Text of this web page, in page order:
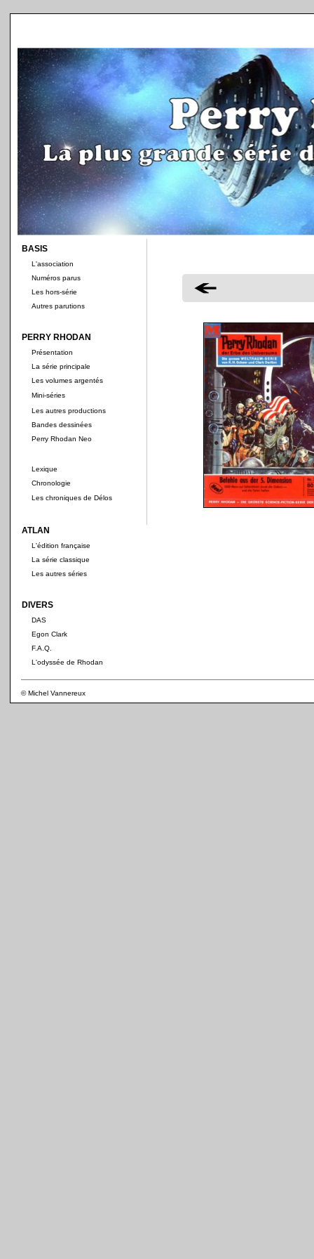
BASIS
L'association
Numéros parus
Les hors-série
Autres parutions
PERRY RHODAN
Présentation
La série principale
Les volumes argentés
Mini-séries
Les autres productions
Bandes dessinées
Perry Rhodan Neo
Lexique
Chronologie
Les chroniques de Délos
ATLAN
L'édition française
La série classique
Les autres séries
DIVERS
DAS
Egon Clark
F.A.Q.
L'odyssée de Rhodan
© Michel Vannereux